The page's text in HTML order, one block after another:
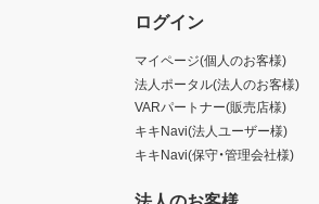
ログイン
マイページ(個人のお客様)
法人ポータル(法人のお客様)
VARパートナー(販売店様)
キキNavi(法人ユーザー様)
キキNavi(保守・管理会社様)